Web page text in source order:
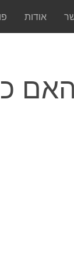
אודות
האם